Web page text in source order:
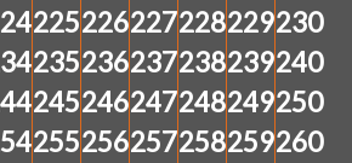
225226227228229230
235236237238239240
245246247248249250
255256257258259260